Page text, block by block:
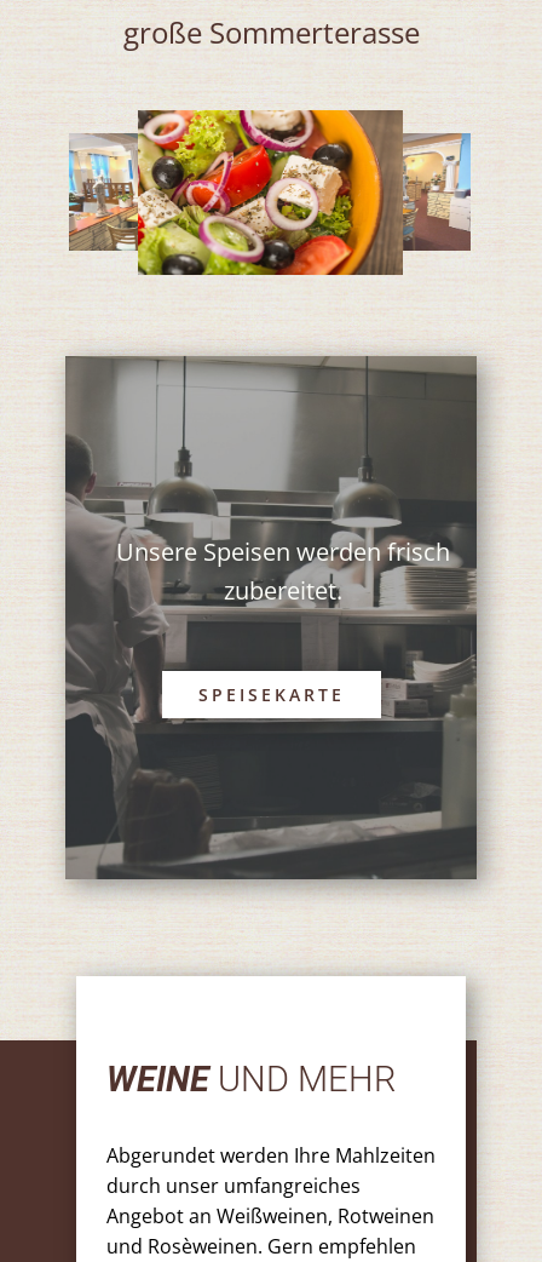
große Sommerterasse
Unsere Speisen werden frisch
zubereitet.
SPEISEKARTE
WEINEUND MEHR
Abgerundet werden Ihre Mahlzeiten
durch unser umfangreiches
Angebot an Weißweinen, Rotweinen
und Rosèweinen. Gern empfehlen